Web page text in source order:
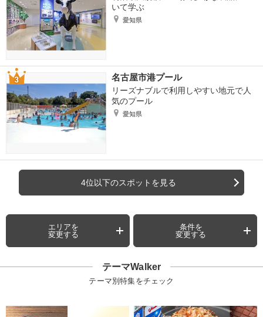
いて学ぶ
愛知県
名古屋市港プール
リーズナブルで利用しやすい地元で人
気のプール
愛知県
4位以下のスポットを見る
エリアを
変更する
条件を
変更する
テーマWalker
テーマ別特集をチェック